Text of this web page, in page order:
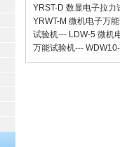
YRST-D 数显电子拉力
YRWT-M 微机电子万
试验机--- LDW-5 微机
万能试验机---